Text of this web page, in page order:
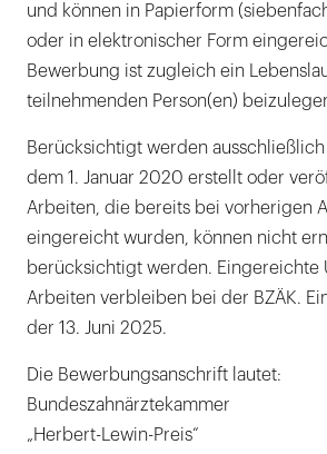
und können in Papierform
oder in elektronischer Form
Bewerbung ist zugleich ein
teilnehmenden Person(en)
Berücksichtigt werden
dem 1. Januar 2020 erstellt oder
Arbeiten, die bereits bei vorherigen
eingereicht wurden, können nicht
berücksichtigt werden. Eingereichte
Arbeiten verbleiben bei der BZÄK.
der 13. Juni 2025.
Die Bewerbungsanschrift lautet:
Bundeszahnärztekammer
„Herbert-Lewin-Preis“